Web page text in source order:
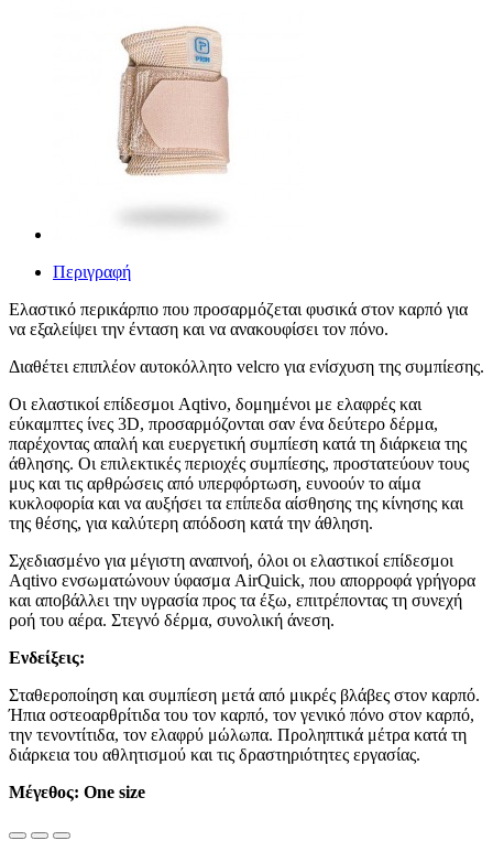
Περιγραφή
Ελαστικό περικάρπιο που προσαρμόζεται φυσικά στον καρπό για
να εξαλείψει την ένταση και να ανακουφίσει τον πόνο.
Διαθέτει επιπλέον αυτοκόλλητο velcro για ενίσχυση της συμπίεσης.
Οι ελαστικοί επίδεσμοι Aqtivo, δομημένοι με ελαφρές και
εύκαμπτες ίνες 3D, προσαρμόζονται σαν ένα δεύτερο δέρμα,
παρέχοντας απαλή και ευεργετική συμπίεση κατά τη διάρκεια της
άθλησης. Οι επιλεκτικές περιοχές συμπίεσης, προστατεύουν τους
μυς και τις αρθρώσεις από υπερφόρτωση, ευνοούν το αίμα
κυκλοφορία και να αυξήσει τα επίπεδα αίσθησης της κίνησης και
της θέσης, για καλύτερη απόδοση κατά την άθληση.
Σχεδιασμένο για μέγιστη αναπνοή, όλοι οι ελαστικοί επίδεσμοι
Aqtivo ενσωματώνουν ύφασμα AirQuick, που απορροφά γρήγορα
και αποβάλλει την υγρασία προς τα έξω, επιτρέποντας τη συνεχή
ροή του αέρα. Στεγνό δέρμα, συνολική άνεση.
Ενδείξεις:
Σταθεροποίηση και συμπίεση μετά από μικρές βλάβες στον καρπό.
Ήπια οστεοαρθρίτιδα του τον καρπό, τον γενικό πόνο στον καρπό,
την τενοντίτιδα, τον ελαφρύ μώλωπα. Προληπτικά μέτρα κατά τη
διάρκεια του αθλητισμού και τις δραστηριότητες εργασίας.
Μέγεθος: One size